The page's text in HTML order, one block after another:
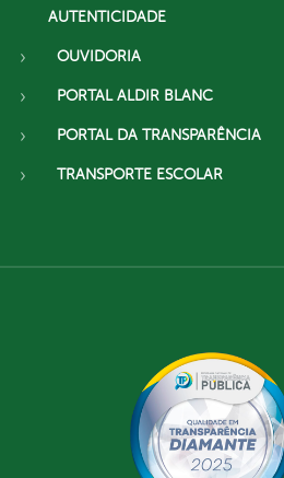
AUTENTICIDADE
OUVIDORIA
PORTAL ALDIR BLANC
PORTAL DA TRANSPARÊNCIA
TRANSPORTE ESCOLAR